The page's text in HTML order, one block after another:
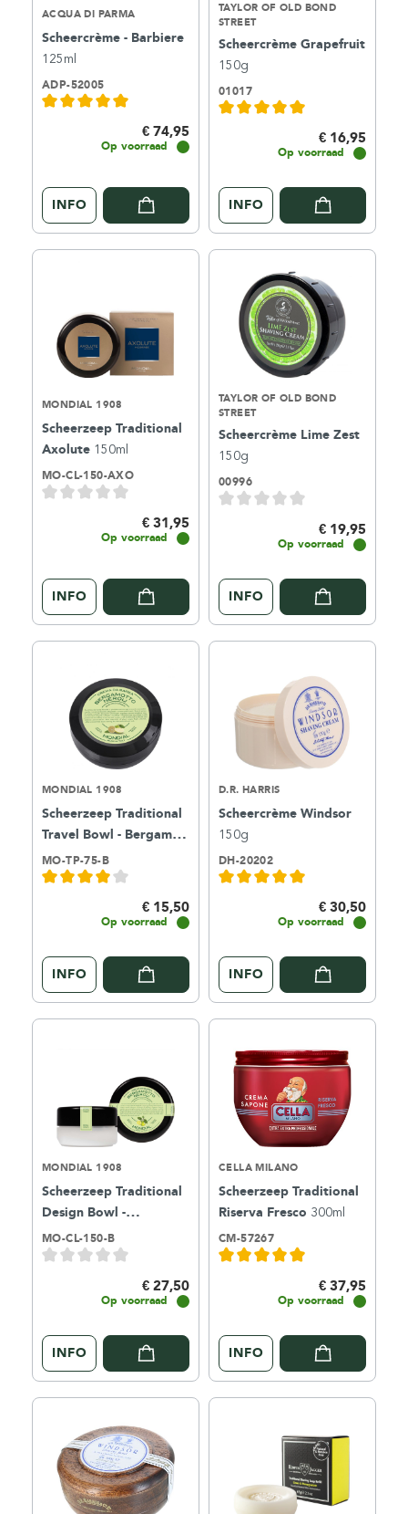
ACQUA DI PARMA
Scheercrème - Barbiere
125ml
ADP-52005
€ 74,95
Op voorraad
INFO
TAYLOR OF OLD BOND
STREET
Scheercrème Grapefruit
150g
01017
€ 16,95
Op voorraad
INFO
MONDIAL 1908
Scheerzeep Traditional
Axolute 150ml
MO-CL-150-AXO
€ 31,95
Op voorraad
INFO
TAYLOR OF OLD BOND
STREET
Scheercrème Lime Zest
150g
00996
€ 19,95
Op voorraad
INFO
MONDIAL 1908
Scheerzeep Traditional
Travel Bowl - Bergamot
& Neroli 75ml
MO-TP-75-B
€ 15,50
Op voorraad
INFO
D.R. HARRIS
Scheercrème Windsor
150g
DH-20202
€ 30,50
Op voorraad
INFO
MONDIAL 1908
Scheerzeep Traditional
Design Bowl -
Bergamot & Neroli
150ml
MO-CL-150-B
€ 27,50
Op voorraad
INFO
CELLA MILANO
Scheerzeep Traditional
Riserva Fresco 300ml
CM-57267
€ 37,95
Op voorraad
INFO